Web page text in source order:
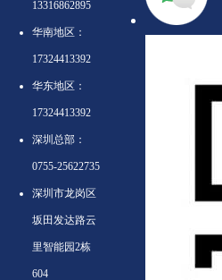
13316862895
华南地区：
17324413392
华东地区：
17324413392
深圳总部：
0755-25622735
深圳市龙岗区
坂田发达路云
里智能园2栋
604